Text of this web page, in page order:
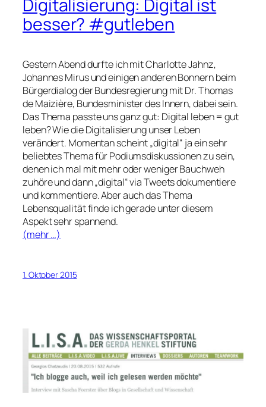
Digitalisierung: Digital ist
besser? #gutleben
Gestern Abend durfte ich mit Charlotte Jahnz,
Johannes Mirus und einigen anderen Bonnern beim
Bürgerdialog der Bundesregierung mit Dr. Thomas
de Maizière, Bundesminister des Innern, dabei sein.
Das Thema passte uns ganz gut: Digital leben = gut
leben? Wie die Digitalisierung unser Leben
verändert. Momentan scheint „digital“ ja ein sehr
beliebtes Thema für Podiumsdiskussionen zu sein,
denen ich mal mit mehr oder weniger Bauchweh
zuhöre und dann „digital“ via Tweets dokumentiere
und kommentiere. Aber auch das Thema
Lebensqualität finde ich gerade unter diesem
Aspekt sehr spannend.
(mehr …)
1. Oktober 2015